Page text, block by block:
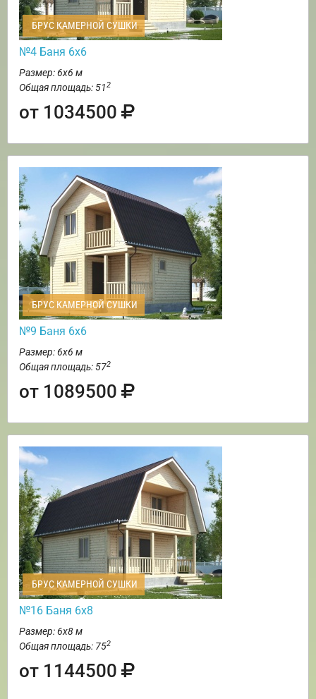
БРУС КАМЕРНОЙ СУШКИ
№4 Баня 6х6
Размер: 6х6 м
Общая площадь: 512
от 1034500
БРУС КАМЕРНОЙ СУШКИ
№9 Баня 6х6
Размер: 6х6 м
Общая площадь: 572
от 1089500
БРУС КАМЕРНОЙ СУШКИ
№16 Баня 6х8
Размер: 6х8 м
Общая площадь: 752
от 1144500